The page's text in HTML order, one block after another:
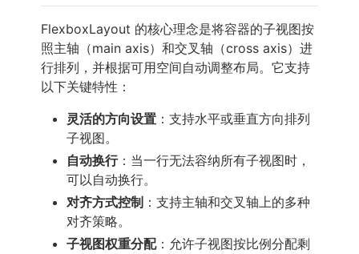
FlexboxLayout 的核心理念是将容器的子视图按
照主轴（main axis）和交叉轴（cross axis）进
行排列，并根据可用空间自动调整布局。它支持
以下关键特性：
灵活的方向设置 ：支持水平或垂直方向排列
子视图。
自动换行：当一行无法容纳所有子视图时，
可以自动换行。
对齐方式控制 ：支持主轴和交叉轴上的多种
对齐策略。
子视图权重分配：允许子视图按比例分配剩